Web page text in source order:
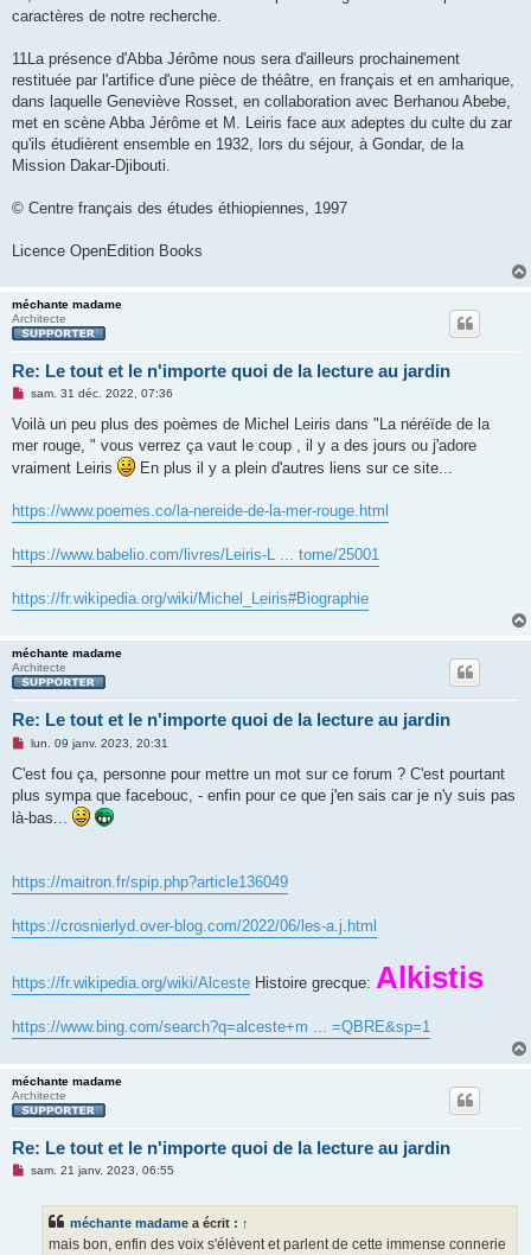
caractères de notre recherche.
11La présence d'Abba Jérôme nous sera d'ailleurs prochainement
restituée par l'artifice d'une pièce de théâtre, en français et en amharique,
dans laquelle Geneviève Rosset, en collaboration avec Berhanou Abebe,
met en scène Abba Jérôme et M. Leiris face aux adeptes du culte du zar
qu'ils étudièrent ensemble en 1932, lors du séjour, à Gondar, de la
Mission Dakar-Djibouti.
© Centre français des études éthiopiennes, 1997
Licence OpenEdition Books
méchante madame
Architecte
Re: Le tout et le n'importe quoi de la lecture au jardin
M
s
a
g
e
o
n
u
sam. 31 déc. 2022, 07:36
Voilà un peu plus des poèmes de Michel Leiris dans "La néréïde de la
mer rouge, " vous verrez ça vaut le coup , il y a des jours ou j'adore
vraiment Leiris
En plus il y a plein d'autres liens sur ce site...
https://www.poemes.co/la-nereide-de-la-mer-rouge.html
https://www.babelio.com/livres/Leiris-L ... tome/25001
https://fr.wikipedia.org/wiki/Michel_Leiris#Biographie
méchante madame
Architecte
Re: Le tout et le n'importe quoi de la lecture au jardin
M
s
a
g
e
l
u
lun. 09 janv. 2023, 20:31
C'est fou ça, personne pour mettre un mot sur ce forum ? C'est pourtant
plus sympa que facebouc, - enfin pour ce que j'en sais car je n'y suis pas
là-bas...
https://maitron.fr/spip.php?article136049
https://crosnierlyd.over-blog.com/2022/06/les-a.j.html
https://fr.wikipedia.org/wiki/Alceste Histoire grecque: Alkistis
https://www.bing.com/search?q=alceste+m ... =QBRE&sp=1
méchante madame
Architecte
Re: Le tout et le n'importe quoi de la lecture au jardin
Msam. 21 janv. 2023, 06:55
méchante madame a écrit : ↑
mais bon, enfin des voix s'élèvent et parlent de cette immense connerie